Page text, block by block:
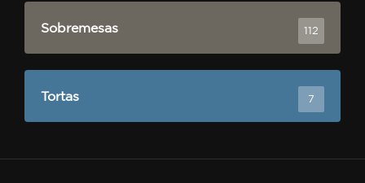
Sobremesas 112
Tortas 7